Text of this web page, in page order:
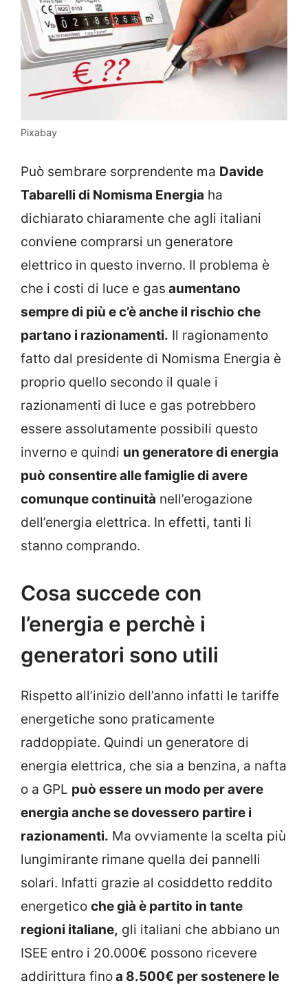
Pixabay
Può sembrare sorprendente ma Davide
Tabarelli di Nomisma Energia ha
dichiarato chiaramente che agli italiani
conviene comprarsi un generatore
elettrico in questo inverno. Il problema è
che i costi di luce e gas aumentano
sempre di più e c’è anche il rischio che
partano i razionamenti. Il ragionamento
fatto dal presidente di Nomisma Energia è
proprio quello secondo il quale i
razionamenti di luce e gas potrebbero
essere assolutamente possibili questo
inverno e quindi un generatore di energia
può consentire alle famiglie di avere
comunque continuità nell’erogazione
dell’energia elettrica. In effetti, tanti li
stanno comprando.
Cosa succede con
l’energia e perchè i
generatori sono utili
Rispetto all’inizio dell’anno infatti le tariffe
energetiche sono praticamente
raddoppiate. Quindi un generatore di
energia elettrica, che sia a benzina, a nafta
o a GPL può essere un modo per avere
energia anche se dovessero partire i
razionamenti. Ma ovviamente la scelta più
lungimirante rimane quella dei pannelli
solari. Infatti grazie al cosiddetto reddito
energetico che già è partito in tante
regioni italiane, gli italiani che abbiano un
ISEE entro i 20.000€ possono ricevere
addirittura finoa 8.500€ per sostenere le